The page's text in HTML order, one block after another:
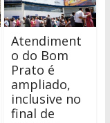
Atendiment
o do Bom
Prato é
ampliado,
inclusive no
final de